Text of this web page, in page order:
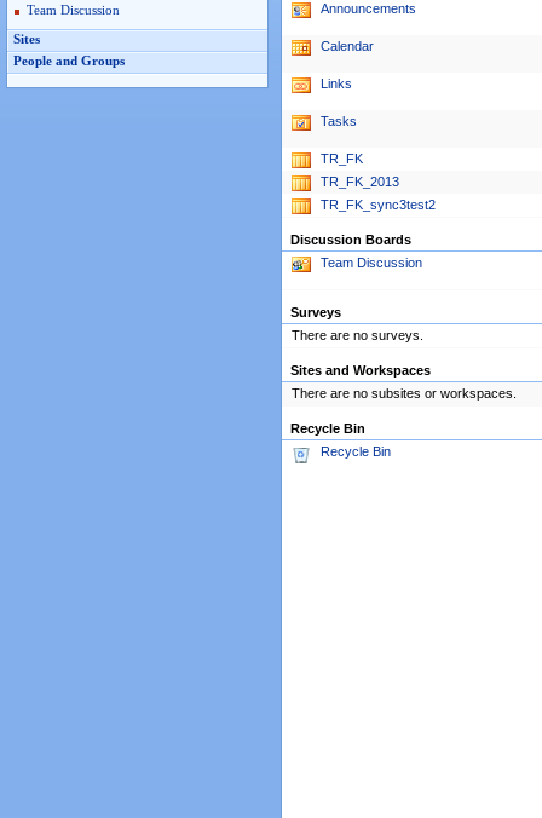
Team Discussion
Sites
People and Groups
Announcements
Calendar
Links
Tasks
TR_FK
TR_FK_2013
TR_FK_sync3test2
Discussion Boards
Team Discussion
Surveys
There are no surveys.
Sites and Workspaces
There are no subsites or workspaces.
Recycle Bin
Recycle Bin